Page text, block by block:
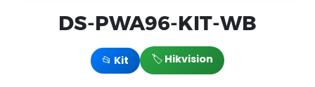
DS-PWA96-KIT-WB
📂 Kit 🏷️ Hikvision